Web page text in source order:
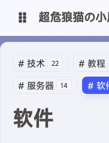
主博客
超危狼猫の小
# 技术 22 # 教程
# 服务器 14 # 软
软件